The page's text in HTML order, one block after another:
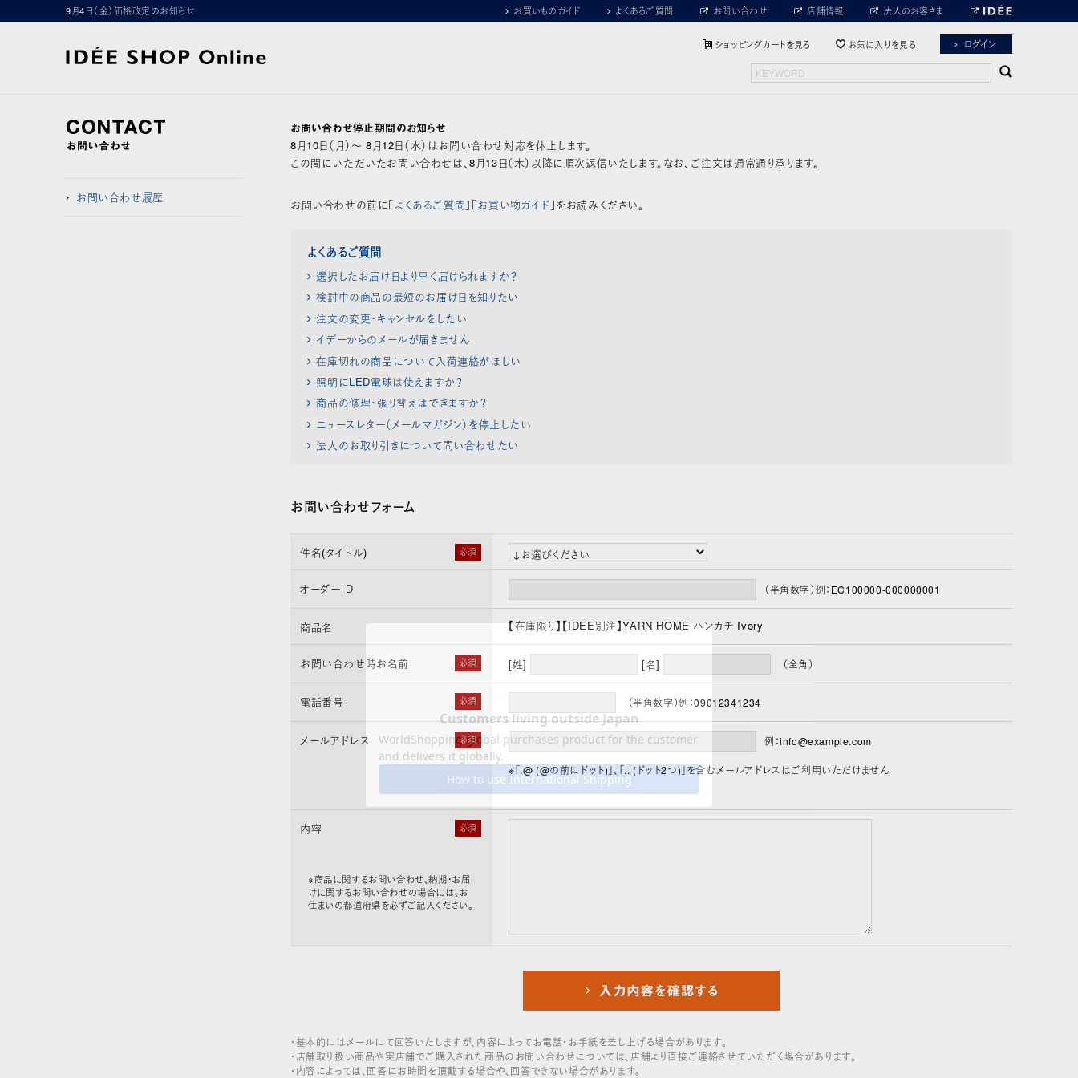
9月4日（金）価格改定のお知らせ お買いものガイド よくあるご質問 お問い合わせ 店舗情報 法人のお客さま
ショッピングカートを見る お気に入りを見る ログイン
お問い合わせ履歴
お問い合わせ停止期間のお知らせ
8月10日（月）～ 8月12日（水）はお問い合わせ対応を休止します。
この間にいただいたお問い合わせは、8月13日（木）以降に順次返信いたします。なお、ご注文は通常通り承ります。
お問い合わせの前に「よくあるご質問 」「お買い物ガイド 」をお読みください。
よくあるご質問
選択したお届け日より早く届けられますか？
検討中の商品の最短のお届け日を知りたい
注文の変更・キャンセルをしたい
イデーからのメールが届きません
在庫切れの商品について入荷連絡がほしい
照明にLED電球は使えますか？
商品の修理・張り替えはできますか？
ニュースレター（メールマガジン）を停止したい
法人のお取り引きについて問い合わせたい
お問い合わせフォーム
必須
件名(タイトル)
オーダーＩＤ （半角数字）例：EC100000-000000001
商品名 【在庫限り】【IDEE別注】YARN HOME ハンカチ Ivory
必須
お問い合わせ時お名前 [姓] [名] （全角）
必須
電話番号 （半角数字）例：09012341234
必須
メールアドレス 例：info@example.com
※「.@ (@の前にドット)」、「.. (ドット2つ)」を含むメールアドレスはご利用いただけません
必須
内容
※商品に関するお問い合わせ、納期・お届
けに関するお問い合わせの場合には、お
住まいの都道府県を必ずご記入ください。
・基本的にはメールにて回答いたしますが、内容によってお電話・お手紙を差し上げる場合があります。
・店舗取り扱い商品や実店舗でご購入された商品のお問い合わせについては、店舗より直接ご連絡させていただく場合があります。
・内容によっては、回答にお時間を頂戴する場合や、回答できない場合があります。